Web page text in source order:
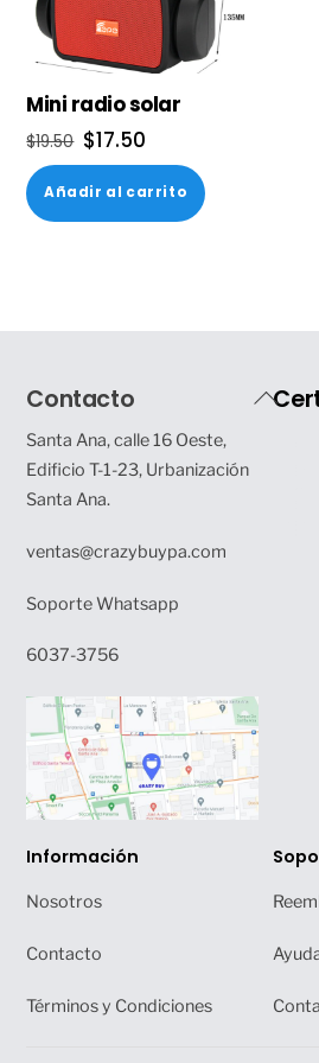
Mini radio solar
$19.50 El
precio
original
era:
$17.50
precio
actual
es:
Añadir al carrito
Back
Contacto
Santa Ana, calle 16 Oeste,
Edificio T-1-23, Urbanización
Santa Ana.
ventas@crazybuypa.com
Soporte Whatsapp
6037-3756
Información
Nosotros
Contacto
Términos y Condiciones